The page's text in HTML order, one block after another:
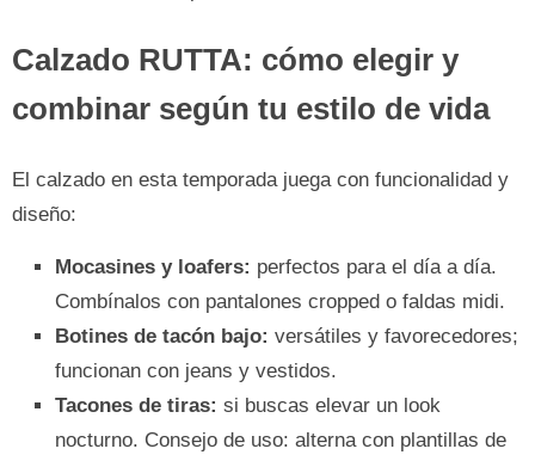
Calzado RUTTA: cómo elegir y
combinar según tu estilo de vida
El calzado en esta temporada juega con funcionalidad y
diseño:
Mocasines y loafers: perfectos para el día a día.
Combínalos con pantalones cropped o faldas midi.
Botines de tacón bajo: versátiles y favorecedores;
funcionan con jeans y vestidos.
Tacones de tiras: si buscas elevar un look
nocturno. Consejo de uso: alterna con plantillas de